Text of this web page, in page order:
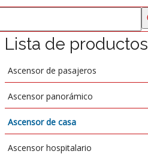
Lista de productos
Ascensor de pasajeros
Ascensor panorámico
Ascensor de casa
Ascensor hospitalario